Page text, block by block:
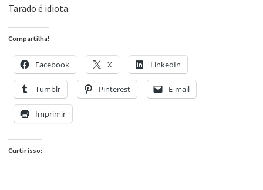
Aprender a fracassar é o segredo do sucesso
Tarado é idiota.
Compartilha!
Facebook X LinkedIn
Tumblr Pinterest E-mail
Imprimir
Curtir isso: